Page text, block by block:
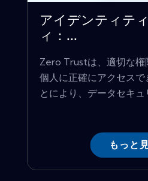
アイデンティテ
ィ：...
Zero Trustは、適切な権
個人に正確にアクセスで
とにより、データセキ
もっと